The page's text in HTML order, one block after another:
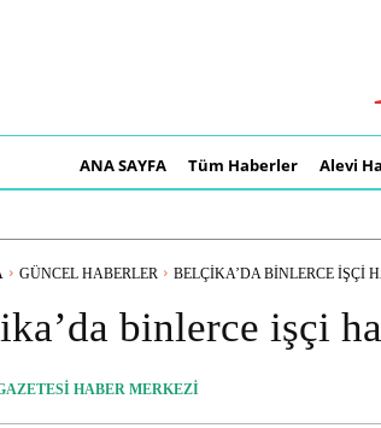
ANA SAYFA Tüm Haberler Alevi
GÜNCEL HABERLER BELÇIKA’DA BINLERCE IŞÇI
binlerce işçi
HABER MERKEZI